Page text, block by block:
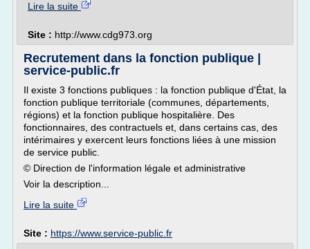
Lire la suite
Site : http://www.cdg973.org
Recrutement dans la fonction publique |
service-public.fr
Il existe 3 fonctions publiques : la fonction publique d'État, la
fonction publique territoriale (communes, départements,
régions) et la fonction publique hospitalière. Des
fonctionnaires, des contractuels et, dans certains cas, des
intérimaires y exercent leurs fonctions liées à une mission
de service public.
© Direction de l'information légale et administrative
Voir la description...
Lire la suite
Site : https://www.service-public.fr